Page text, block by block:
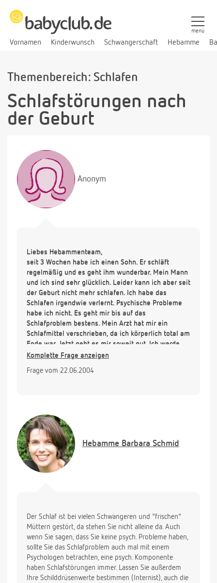
Vornamen Kinderwunsch Schwangerschaft Hebamme
menü
Themenbereich: Schlafen
Schlafstörungen nach
der Geburt
Anonym
Liebes Hebammenteam,
seit 3 Wochen habe ich einen Sohn. Er schläft
regelmäßig und es geht ihm wunderbar. Mein Mann
und ich sind sehr glücklich. Leider kann ich aber seit
der Geburt nicht mehr schlafen. Ich habe das
Schlafen irgendwie verlernt. Psychische Probleme
habe ich nicht. Es geht mir bis auf das
Schlafproblem bestens. Mein Arzt hat mir ein
Schlafmittel verschrieben, da ich körperlich total am
Ende war. Jetzt geht es mir soweit gut. Ich werde
bald versuchen ohne Schlafmittel zu schlafen.
ich wieder nich schlafen kann. Haben Sie
Komplette Frage anzeigen
Frage vom 22.06.2004
Hebamme Barbara Schmid
Der Schlaf ist bei vielen Schwangeren und "frischen"
Müttern gestört, da stehen Sie nicht alleine da. Auch
wenn Sie sagen, dass Sie keine psych. Probleme haben,
sollte Sie das Schlafproblem auch mal mit einem
Psychologen betrachten, eine psych. Komponente
haben Schlafstörungen immer. Lassen Sie außerdem
Ihre Schilddrüsenwerte bestimmen (Internist), auch die